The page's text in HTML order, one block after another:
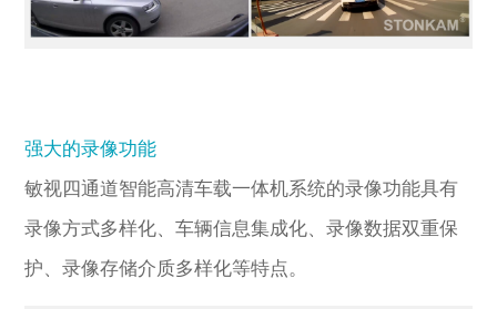
强大的录像功能
敏视四通道智能高清车载一体机系统的录像功能具有
录像方式多样化、车辆信息集成化、录像数据双重保
护、录像存储介质多样化等特点。